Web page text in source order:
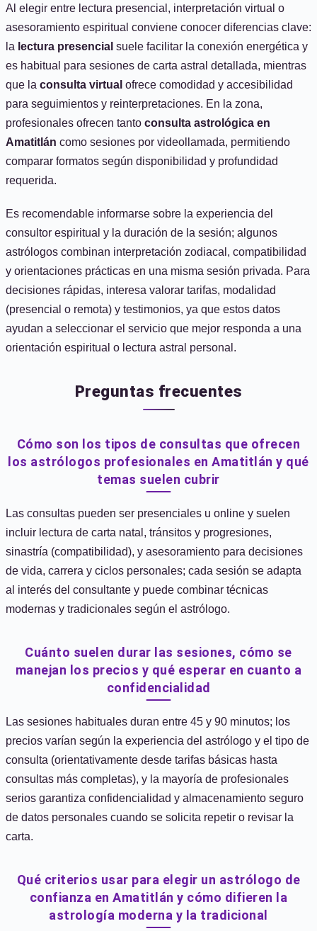
Al elegir entre lectura presencial, interpretación virtual o
asesoramiento espiritual conviene conocer diferencias clave:
la lectura presencial suele facilitar la conexión energética y
es habitual para sesiones de carta astral detallada, mientras
que la consulta virtual ofrece comodidad y accesibilidad
para seguimientos y reinterpretaciones. En la zona,
profesionales ofrecen tanto consulta astrológica en
Amatitlán como sesiones por videollamada, permitiendo
comparar formatos según disponibilidad y profundidad
requerida.
Es recomendable informarse sobre la experiencia del
consultor espiritual y la duración de la sesión; algunos
astrólogos combinan interpretación zodiacal, compatibilidad
y orientaciones prácticas en una misma sesión privada. Para
decisiones rápidas, interesa valorar tarifas, modalidad
(presencial o remota) y testimonios, ya que estos datos
ayudan a seleccionar el servicio que mejor responda a una
orientación espiritual o lectura astral personal.
Preguntas frecuentes
Cómo son los tipos de consultas que ofrecen
los astrólogos profesionales en Amatitlán y qué
temas suelen cubrir
Las consultas pueden ser presenciales u online y suelen
incluir lectura de carta natal, tránsitos y progresiones,
sinastría (compatibilidad), y asesoramiento para decisiones
de vida, carrera y ciclos personales; cada sesión se adapta
al interés del consultante y puede combinar técnicas
modernas y tradicionales según el astrólogo.
Cuánto suelen durar las sesiones, cómo se
manejan los precios y qué esperar en cuanto a
confidencialidad
Las sesiones habituales duran entre 45 y 90 minutos; los
precios varían según la experiencia del astrólogo y el tipo de
consulta (orientativamente desde tarifas básicas hasta
consultas más completas), y la mayoría de profesionales
serios garantiza confidencialidad y almacenamiento seguro
de datos personales cuando se solicita repetir o revisar la
carta.
Qué criterios usar para elegir un astrólogo de
confianza en Amatitlán y cómo difieren la
astrología moderna y la tradicional